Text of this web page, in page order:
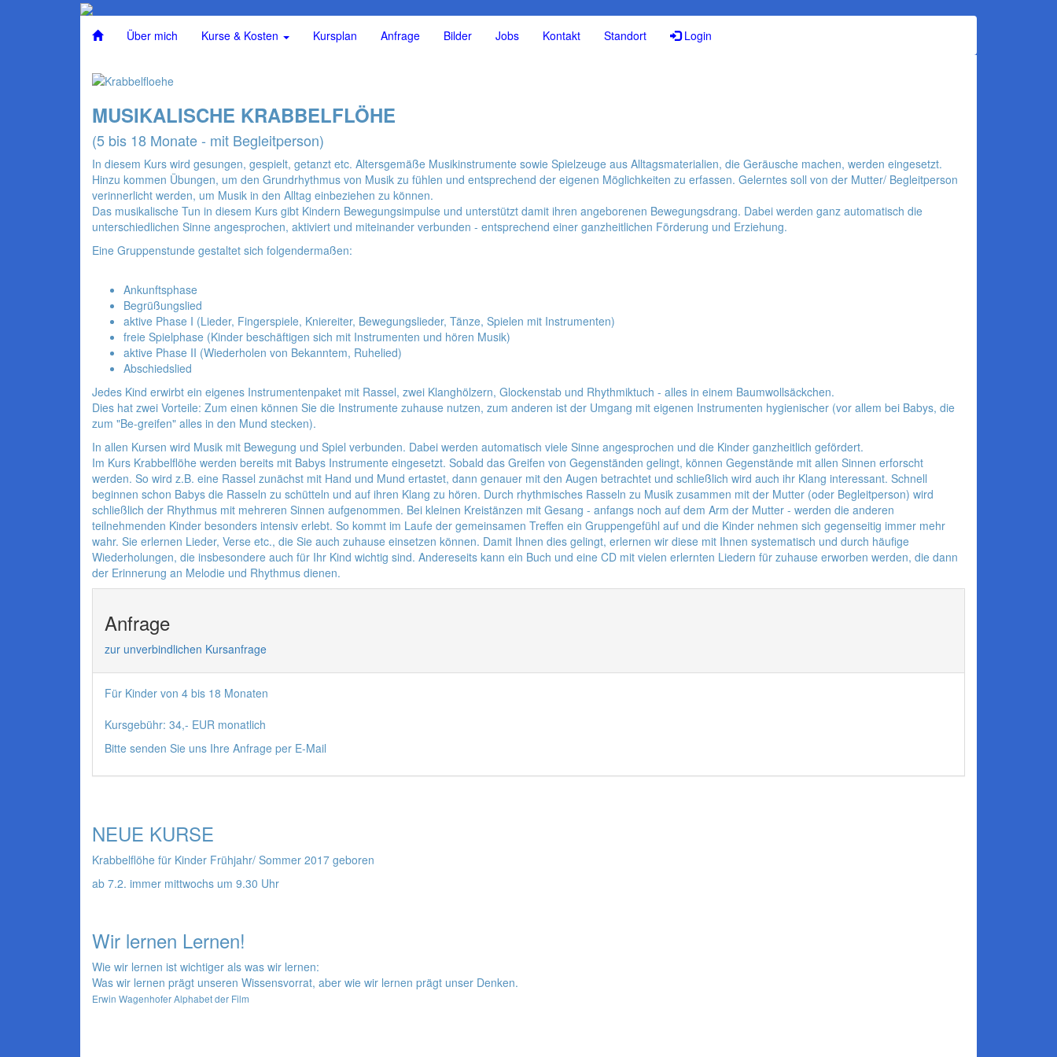
Über mich Kurse & Kosten Kursplan Anfrage Bilder Jobs Kontakt Standort Login
MUSIKALISCHE KRABBELFLÖHE
(5 bis 18 Monate - mit Begleitperson)
In diesem Kurs wird gesungen, gespielt, getanzt etc. Altersgemäße Musikinstrumente sowie Spielzeuge aus Alltagsmaterialien, die Geräusche machen, werden eingesetzt.
Hinzu kommen Übungen, um den Grundrhythmus von Musik zu fühlen und entsprechend der eigenen Möglichkeiten zu erfassen. Gelerntes soll von der Mutter/ Begleitperson
verinnerlicht werden, um Musik in den Alltag einbeziehen zu können.
Das musikalische Tun in diesem Kurs gibt Kindern Bewegungsimpulse und unterstützt damit ihren angeborenen Bewegungsdrang. Dabei werden ganz automatisch die
unterschiedlichen Sinne angesprochen, aktiviert und miteinander verbunden - entsprechend einer ganzheitlichen Förderung und Erziehung.
Eine Gruppenstunde gestaltet sich folgendermaßen:
Ankunftsphase
Begrüßungslied
aktive Phase I (Lieder, Fingerspiele, Kniereiter, Bewegungslieder, Tänze, Spielen mit Instrumenten)
freie Spielphase (Kinder beschäftigen sich mit Instrumenten und hören Musik)
aktive Phase II (Wiederholen von Bekanntem, Ruhelied)
Abschiedslied
Jedes Kind erwirbt ein eigenes Instrumentenpaket mit Rassel, zwei Klanghölzern, Glockenstab und Rhythmiktuch - alles in einem Baumwollsäckchen.
Dies hat zwei Vorteile: Zum einen können Sie die Instrumente zuhause nutzen, zum anderen ist der Umgang mit eigenen Instrumenten hygienischer (vor allem bei Babys, die
zum "Be-greifen" alles in den Mund stecken).
In allen Kursen wird Musik mit Bewegung und Spiel verbunden. Dabei werden automatisch viele Sinne angesprochen und die Kinder ganzheitlich gefördert.
Im Kurs Krabbelflöhe werden bereits mit Babys Instrumente eingesetzt. Sobald das Greifen von Gegenständen gelingt, können Gegenstände mit allen Sinnen erforscht
werden. So wird z.B. eine Rassel zunächst mit Hand und Mund ertastet, dann genauer mit den Augen betrachtet und schließlich wird auch ihr Klang interessant. Schnell
beginnen schon Babys die Rasseln zu schütteln und auf ihren Klang zu hören. Durch rhythmisches Rasseln zu Musik zusammen mit der Mutter (oder Begleitperson) wird
schließlich der Rhythmus mit mehreren Sinnen aufgenommen. Bei kleinen Kreistänzen mit Gesang - anfangs noch auf dem Arm der Mutter - werden die anderen
teilnehmenden Kinder besonders intensiv erlebt. So kommt im Laufe der gemeinsamen Treffen ein Gruppengefühl auf und die Kinder nehmen sich gegenseitig immer mehr
wahr. Sie erlernen Lieder, Verse etc., die Sie auch zuhause einsetzen können. Damit Ihnen dies gelingt, erlernen wir diese mit Ihnen systematisch und durch häufige
Wiederholungen, die insbesondere auch für Ihr Kind wichtig sind. Andereseits kann ein Buch und eine CD mit vielen erlernten Liedern für zuhause erworben werden, die dann
der Erinnerung an Melodie und Rhythmus dienen.
Anfrage
zur unverbindlichen Kursanfrage
Für Kinder von 4 bis 18 Monaten
Kursgebühr: 34,- EUR monatlich
Bitte senden Sie uns Ihre Anfrage per E-Mail
NEUE KURSE
Krabbelflöhe für Kinder Frühjahr/ Sommer 2017 geboren
ab 7.2. immer mittwochs um 9.30 Uhr
Wir lernen Lernen!
Wie wir lernen ist wichtiger als was wir lernen:
Was wir lernen prägt unseren Wissensvorrat, aber wie wir lernen prägt unser Denken.
Erwin Wagenhofer Alphabet der Film